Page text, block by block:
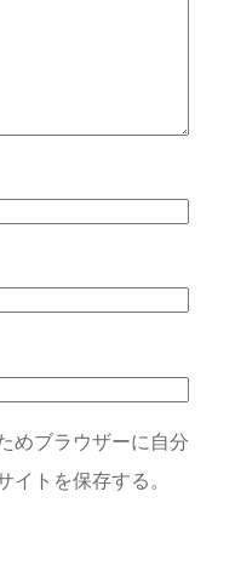
めブラウザーに自分
イトを保存する。